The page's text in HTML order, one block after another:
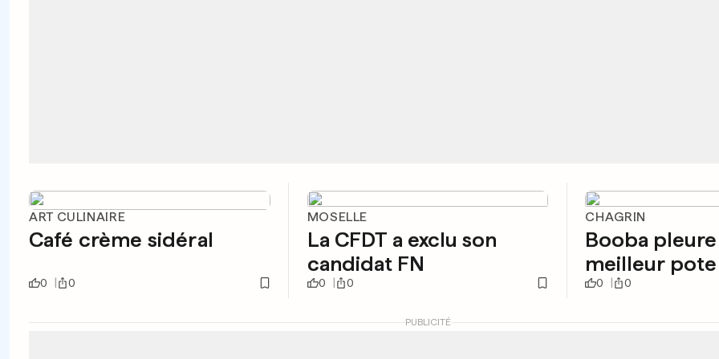
ART CULINAIRE
Café crème sidéral
0 0
MOSELLE
La CFDT a exclu son
candidat FN
0 0
CHAGRIN
Booba
meilleur pote
0 0
PUBLICITÉ